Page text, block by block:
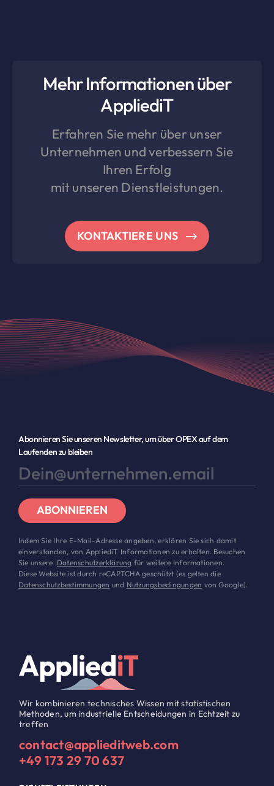
Mehr Informationen über
AppliediT
Erfahren Sie mehr über unser
Unternehmen und verbessern Sie
Ihren Erfolg
mit unseren Dienstleistungen.
KONTAKTIERE UNS
Abonnieren Sie unseren Newsletter, um über OPEX auf dem
Laufenden zu bleiben
ABONNIEREN
Indem Sie Ihre E-Mail-Adresse angeben, erklären Sie sich damit
einverstanden, von AppliediT Informationen zu erhalten. Besuchen
Sie unsere Datenschutzerklärung für weitere Informationen.
Diese Website ist durch reCAPTCHA geschützt (es gelten die
Datenschutzbestimmungen und Nutzungsbedingungen von Google).
Wir kombinieren technisches Wissen mit statistischen
Methoden, um industrielle Entscheidungen in Echtzeit zu
treffen
contact@applieditweb.com
+49 173 29 70 637